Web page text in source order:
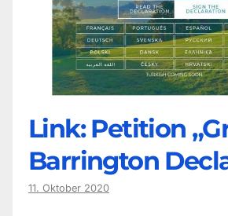
Link: Petition
Barrington
11. Oktober 2020